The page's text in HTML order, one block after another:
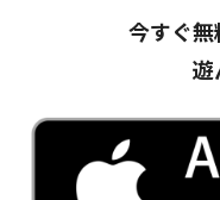
今すぐ
遊